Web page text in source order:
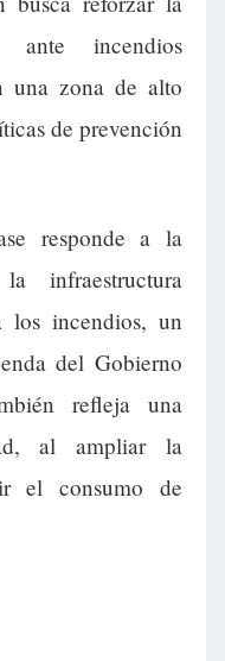
ante incendios
una zona de alto
de prevención
responde a la
infraestructura
incendios, un
del Gobierno
refleja una
al ampliar la
el consumo de